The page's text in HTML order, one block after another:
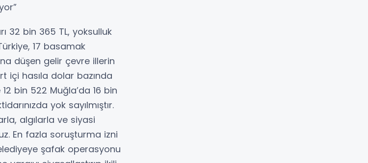
32 bin 365 TL, yoksulluk
17 basamak
düşen gelir çevre illerin
içi hasıla dolar bazında
12 bin 522 Muğla’da 16 bin
yok sayılmıştır.
algılarla ve siyasi
En fazla soruşturma izni
şafak operasyonu